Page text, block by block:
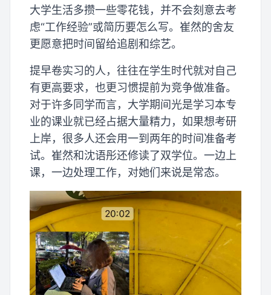
大学生活多攒一些零花钱，并不会刻意去考
虑“工作经验”或简历要怎么写。崔然的舍友
更愿意把时间留给追剧和综艺。
提早卷实习的人，往往在学生时代就对自己
有更高要求，也更习惯提前为竞争做准备。
对于许多同学而言，大学期间光是学习本专
业的课业就已经占据大量精力，如果想考研
上岸，很多人还会用一到两年的时间准备考
试。崔然和沈语彤还修读了双学位。一边上
课，一边处理工作，对她们来说是常态。